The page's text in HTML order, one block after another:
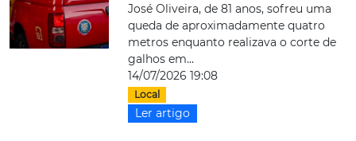
José Oliveira, de 81 anos, sofreu uma
queda de aproximadamente quatro
metros enquanto realizava o corte de
galhos em...
14/07/2026 19:08
Local
Ler artigo